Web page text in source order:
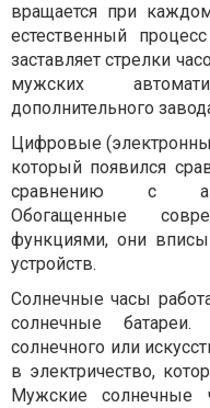
вращается при
естественный
заставляет стрелки
мужских
дополнительного
Цифровые
который появился
сравнению с
Обогащенные
функциями, они
устройств.
Солнечные часы
солнечные
солнечного или
в электричество,
Мужские